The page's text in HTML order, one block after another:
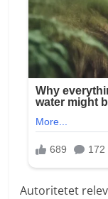
Autoritetet